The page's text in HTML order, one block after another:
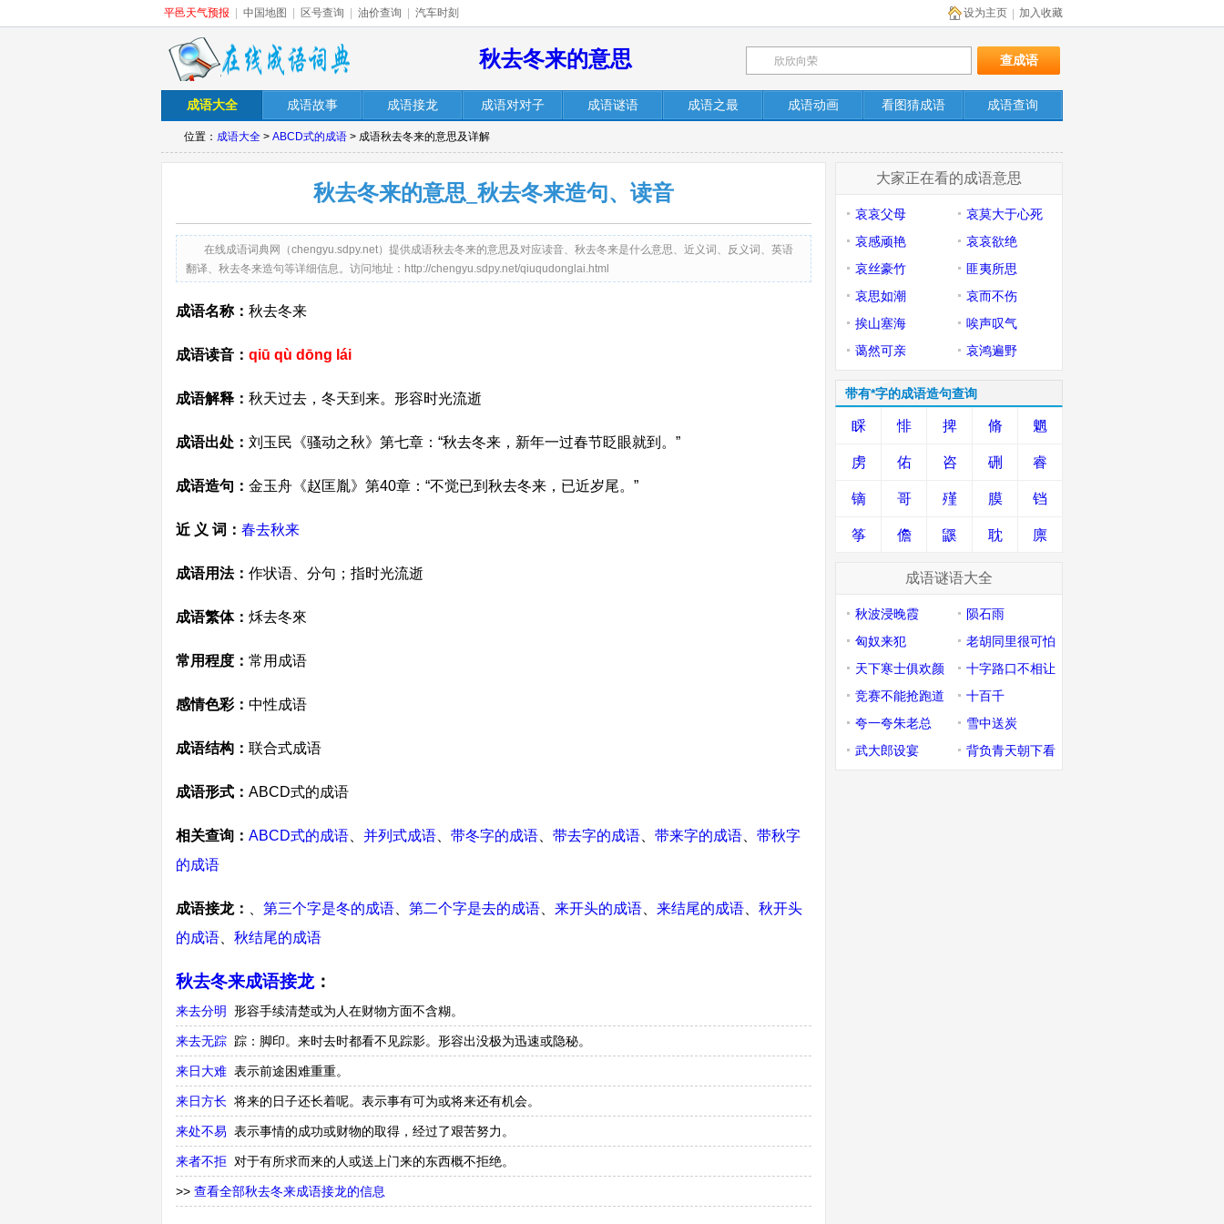
平邑天气预报 中国地图 区号查询 油价查询 汽车时刻 加入收藏
设为主页
秋去冬来的意思
成语大全 成语故事 成语接龙 成语对对子 成语谜语 成语之最 成语动画 看图猜成语 成语查询
位置： 成语大全 > ABCD式的成语 > 成语秋去冬来的意思及详解
秋去冬来的意思_秋去冬来造句、读音
在线成语词典网（chengyu.sdpy.net）提供成语秋去冬来的意思及对应读音、秋去冬来是什么意思、近义词、反义词、英语
翻译、秋去冬来造句等详细信息。访问地址：http://chengyu.sdpy.net/qiuqudonglai.html
成语名称： 秋去冬来
成语读音： qiū qù dōng lái
成语解释： 秋天过去，冬天到来。形容时光流逝
成语出处： 刘玉民《骚动之秋》第七章：“秋去冬来，新年一过春节眨眼就到。”
成语造句： 金玉舟《赵匡胤》第40章：“不觉已到秋去冬来，已近岁尾。”
近 义 词： 春去秋来
成语用法： 作状语、分句；指时光流逝
成语繁体： 秌去冬來
常用程度： 常用成语
感情色彩： 中性成语
成语结构： 联合式成语
成语形式： ABCD式的成语
相关查询： ABCD式的成语 并列式成语 带冬字的成语 带去字的成语 带来字的成语
带秋字
的成语
成语接龙： 第三个字是冬的成语 第二个字是去的成语 来开头的成语 来结尾的成语
秋开头
的成语
秋结尾的成语
秋去冬来成语接龙：
来去分明 形容手续清楚或为人在财物方面不含糊。
来去无踪 踪：脚印。来时去时都看不见踪影。形容出没极为迅速或隐秘。
来日大难 表示前途困难重重。
来日方长 将来的日子还长着呢。表示事有可为或将来还有机会。
来处不易 表示事情的成功或财物的取得，经过了艰苦努力。
来者不拒 对于有所求而来的人或送上门来的东西概不拒绝。
>> 查看全部秋去冬来成语接龙的信息
大家正在看的成语意思
哀哀父母
哀莫大于心死
哀感顽艳
哀哀欲绝
哀丝豪竹
匪夷所思
哀思如潮
哀而不伤
挨山塞海
唉声叹气
蔼然可亲
哀鸿遍野
带有*字的成语造句查询
睬 悱 捭 脩 魍
虏 佑 咨 硎 睿
镝 哥 殣 膜 铛
筝 儋 鼷 耽 廪
成语谜语大全
秋波浸晚霞
陨石雨
匈奴来犯
老胡同里很可怕
天下寒士俱欢颜
十字路口不相让
竞赛不能抢跑道
十百千
夸一夸朱老总
雪中送炭
武大郎设宴
背负青天朝下看